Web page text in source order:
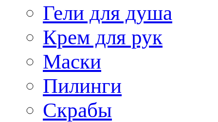
Гели для душа
Крем для рук
Маски
Пилинги
Скрабы